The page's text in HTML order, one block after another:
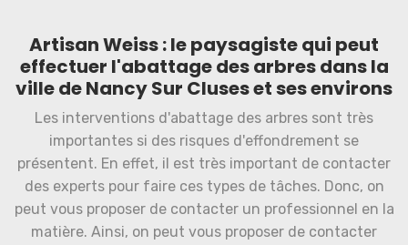
Artisan Weiss : le paysagiste qui peut
effectuer l'abattage des arbres dans la
ville de Nancy Sur Cluses et ses environs
Les interventions d'abattage des arbres sont très
importantes si des risques d'effondrement se
présentent. En effet, il est très important de contacter
des experts pour faire ces types de tâches. Donc, on
peut vous proposer de contacter un professionnel en la
matière. Ainsi, on peut vous proposer de contacter